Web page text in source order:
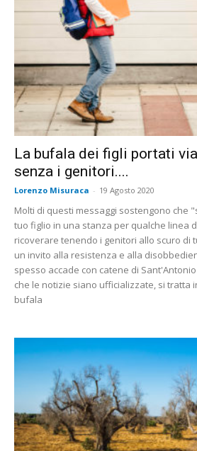
La bufala dei figli portati
senza i genitori....
Lorenzo Misuraca - 19 Agosto 2020
Molti di questi messaggi sostengono che
tuo figlio in una stanza per qualche linea
ricoverare tenendo i genitori allo scuro di
un invito alla resistenza e alla
spesso accade con catene di
che le notizie siano ufficializzate, si tratta
bufala